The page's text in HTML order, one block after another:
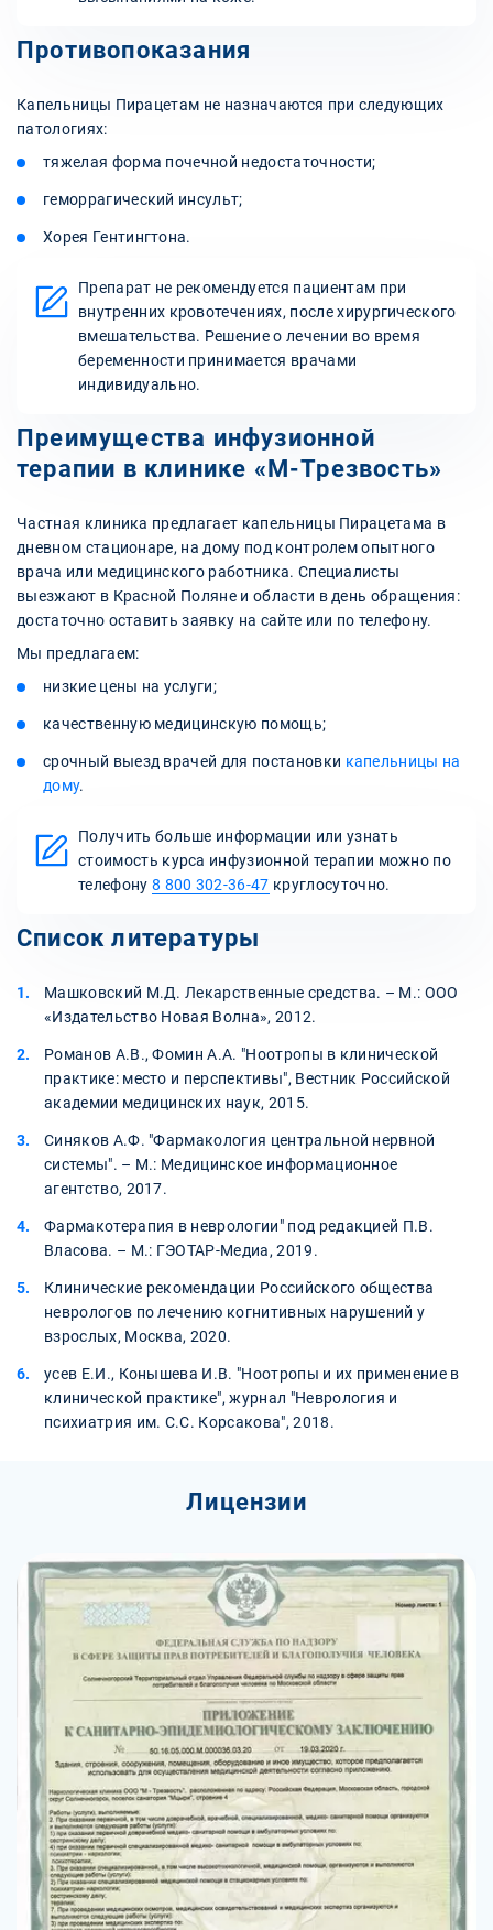
Противопоказания
Капельницы Пирацетам не назначаются при следующих
патологиях:
тяжелая форма почечной недостаточности;
геморрагический инсульт;
Хорея Гентингтона.
Препарат не рекомендуется пациентам при
внутренних кровотечениях, после хирургического
вмешательства. Решение о лечении во время
беременности принимается врачами
индивидуально.
Преимущества инфузионной
терапии в клинике «М-Трезвость»
Частная клиника предлагает капельницы Пирацетама в
дневном стационаре, на дому под контролем опытного
врача или медицинского работника. Специалисты
выезжают в Красной Поляне и области в день обращения:
достаточно оставить заявку на сайте или по телефону.
Мы предлагаем:
низкие цены на услуги;
качественную медицинскую помощь;
срочный выезд врачей для постановки капельницы на
дому.
Получить больше информации или узнать
стоимость курса инфузионной терапии можно по
телефону 8 800 302-36-47 круглосуточно.
Список литературы
Машковский М.Д. Лекарственные средства. – М.: ООО
«Издательство Новая Волна», 2012.
Романов А.В., Фомин А.А. "Ноотропы в клинической
практике: место и перспективы", Вестник Российской
академии медицинских наук, 2015.
Синяков А.Ф. "Фармакология центральной нервной
системы". – М.: Медицинское информационное
агентство, 2017.
Фармакотерапия в неврологии" под редакцией П.В.
Власова. – М.: ГЭОТАР-Медиа, 2019.
Клинические рекомендации Российского общества
неврологов по лечению когнитивных нарушений у
взрослых, Москва, 2020.
усев Е.И., Конышева И.В. "Ноотропы и их применение в
клинической практике", журнал "Неврология и
психиатрия им. С.С. Корсакова", 2018.
Лицензии